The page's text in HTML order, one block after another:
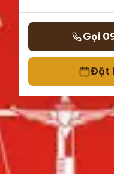
Gọi
Đặt